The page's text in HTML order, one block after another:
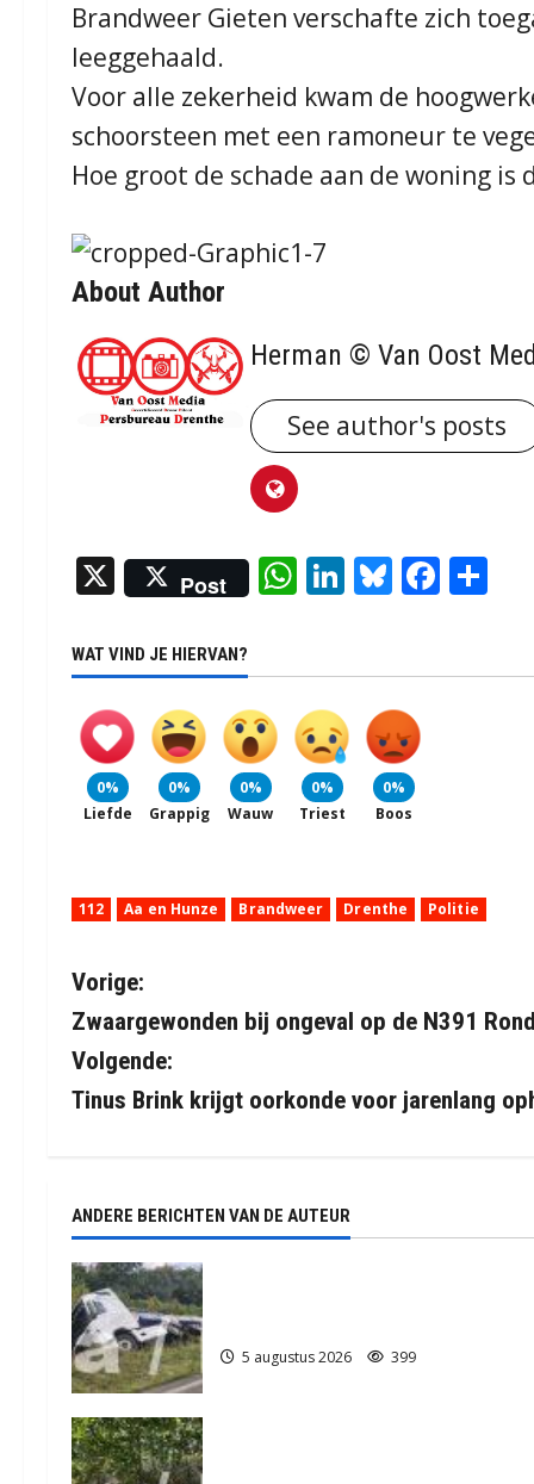
Brandweer Gieten verschafte zich
leeggehaald.
Voor alle zekerheid kwam de
schoorsteen met een ramoneur te
Hoe groot de schade aan de woning
About Author
Herman © Van Oost
See author's posts
X Post WhatsApp
LinkedIn
Bluesky
WAT VIND JE HIERVAN?
0%
Liefde
0%
Grappig
0%
Wauw
0%
Triest
0%
Boos
112 Aa en Hunze Brandweer Drenthe Politie
B
e
r
h
t
n
a
v
Vorige:
Zwaargewonden bij ongeval op de N391
Volgende:
Tinus Brink krijgt oorkonde voor jarenlang
ANDERE BERICHTEN VAN DE AUTEUR
5 augustus 2026 399